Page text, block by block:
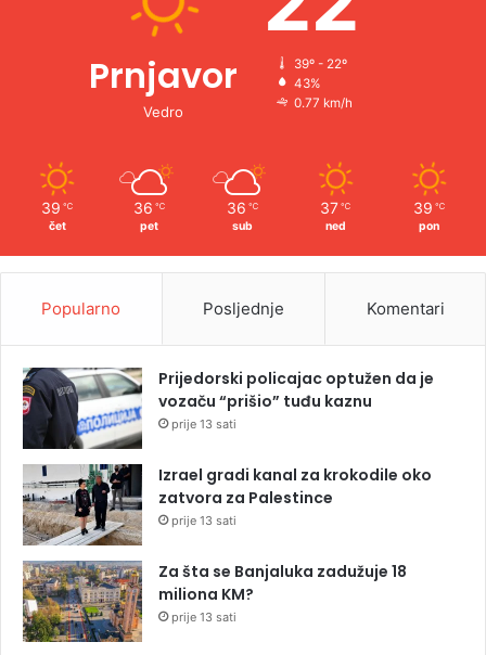
Prnjavor
Vedro
39º - 22º
43%
0.77 km/h
39 ℃
čet
36 ℃
pet
36 ℃
sub
37 ℃
ned
39 ℃
pon
Popularno Posljednje Komentari
Prijedorski policajac optužen da je
vozaču “prišio” tuđu kaznu
prije 13 sati
Izrael gradi kanal za krokodile oko
zatvora za Palestince
prije 13 sati
Za šta se Banjaluka zadužuje 18
miliona KM?
prije 13 sati